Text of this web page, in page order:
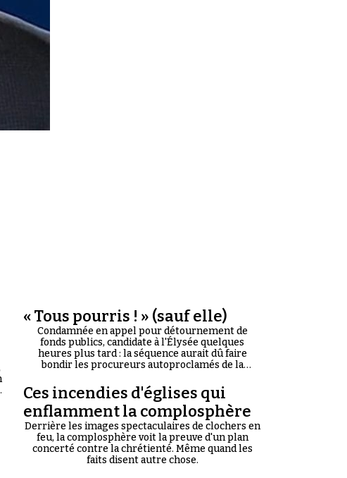
« Tous pourris ! » (sauf elle)
Condamnée en appel pour détournement de
fonds publics, candidate à l'Élysée quelques
heures plus tard : la séquence aurait dû faire
bondir les procureurs autoproclamés de la
Ces incendies d'églises qui
enflamment la complosphère
Derrière les images spectaculaires de clochers en
feu, la complosphère voit la preuve d'un plan
concerté contre la chrétienté. Même quand les
faits disent autre chose.